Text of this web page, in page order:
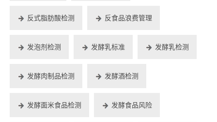
反式脂肪酸检测 反食品浪费管理
发泡剂检测 发酵乳标准 发酵乳检测
发酵肉制品检测 发酵酒检测
发酵面米食品检测 发酵食品风险